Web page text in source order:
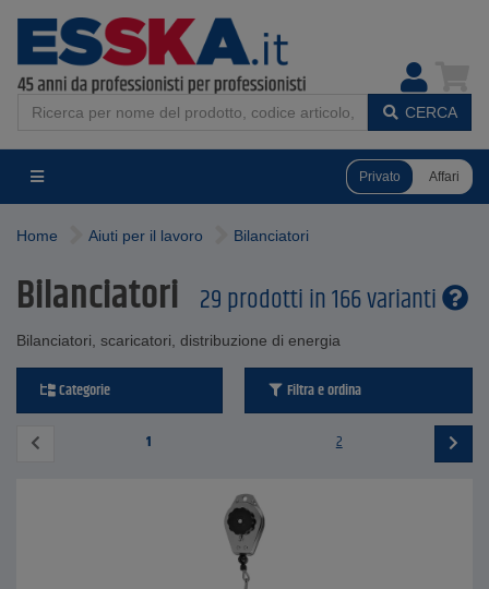
CERCA
Privato Affari
Home Aiuti per il lavoro Bilanciatori
Bilanciatori 29 prodotti in 166 varianti
Bilanciatori, scaricatori, distribuzione di energia
Categorie Filtra e ordina
1 2